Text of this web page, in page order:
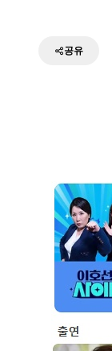
공유